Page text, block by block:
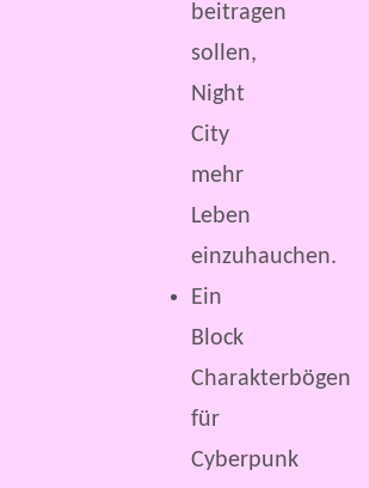
beitragen
sollen,
Night
City
mehr
Leben
einzuhauchen.
Ein
Block
Charakterbögen
für
Cyberpunk